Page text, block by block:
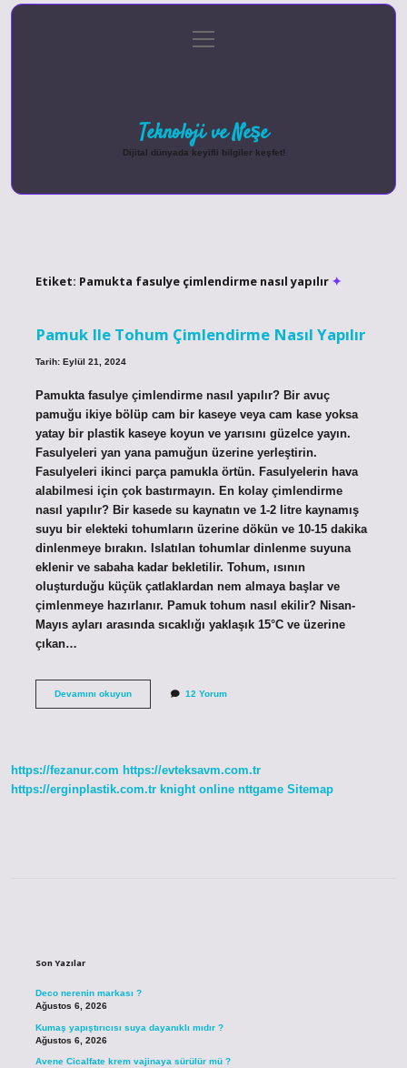
Gizlilik Politikası
menüyü
aç
Teknoloji ve Neşe
Dijital dünyada keyifli bilgiler keşfet!
Etiket: Pamukta fasulye çimlendirme nasıl yapılır
Pamuk Ile Tohum Çimlendirme Nasıl Yapılır
Tarih: Eylül 21, 2024
Pamukta fasulye çimlendirme nasıl yapılır? Bir avuç
pamuğu ikiye bölüp cam bir kaseye veya cam kase yoksa
yatay bir plastik kaseye koyun ve yarısını güzelce yayın.
Fasulyeleri yan yana pamuğun üzerine yerleştirin.
Fasulyeleri ikinci parça pamukla örtün. Fasulyelerin hava
alabilmesi için çok bastırmayın. En kolay çimlendirme
nasıl yapılır? Bir kasede su kaynatın ve 1-2 litre kaynamış
suyu bir elekteki tohumların üzerine dökün ve 10-15 dakika
dinlenmeye bırakın. Islatılan tohumlar dinlenme suyuna
eklenir ve sabaha kadar bekletilir. Tohum, ısının
oluşturduğu küçük çatlaklardan nem almaya başlar ve
çimlenmeye hazırlanır. Pamuk tohum nasıl ekilir? Nisan-
Mayıs ayları arasında sıcaklığı yaklaşık 15°C ve üzerine
çıkan…
Devamını okuyunPamuk
12 Yorum
https://fezanur.com https://evteksavm.com.tr
https://erginplastik.com.tr knight online nttgame Sitemap
Son Yazılar
Deco nerenin markası ?
Ağustos 6, 2026
Kumaş yapıştırıcısı suya dayanıklı mıdır ?
Ağustos 6, 2026
Avene Cicalfate krem vajinaya sürülür mü ?